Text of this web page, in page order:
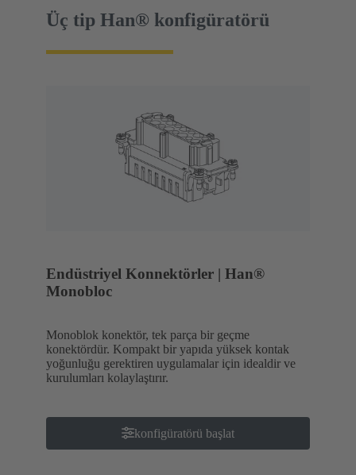
Üç tip Han® konfigüratörü
Endüstriyel Konnektörler | Han®
Monobloc
Monoblok konektör, tek parça bir geçme
konektördür. Kompakt bir yapıda yüksek kontak
yoğunluğu gerektiren uygulamalar için idealdir ve
kurulumları kolaylaştırır.
konfigüratörü başlat